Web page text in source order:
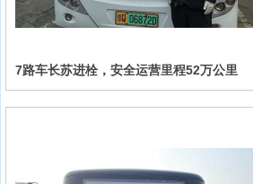
7路车长苏进栓，安全运营里程52万公里